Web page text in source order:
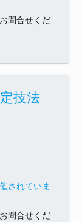
問合せくだ
技法
されていま
問合せくだ